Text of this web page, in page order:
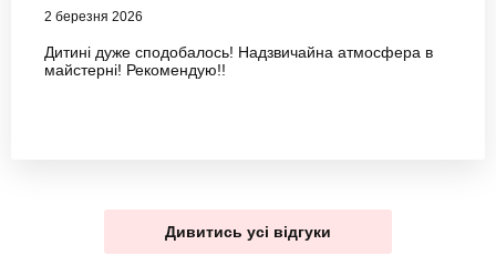
2 березня 2026
Дитині дуже сподобалось! Надзвичайна атмосфера в
майстерні! Рекомендую!!
Дивитись усі відгуки